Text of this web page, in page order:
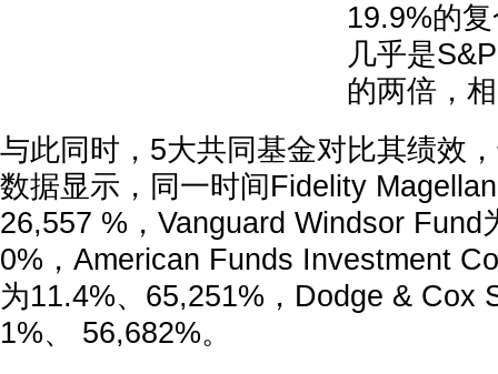
19.9%的
几乎是
的两倍，
与此同时，5大共同基金对比其绩效
数据显示，同一时间Fidelity
26,557 %，Vanguard Windsor Fund
0%，American Funds Investment
为11.4%、65,251%，Dodge & Cox
1%、 56,682%。